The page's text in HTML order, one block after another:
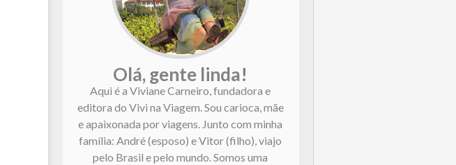
Olá, gente linda!
Aqui é a Viviane Carneiro, fundadora e
editora do Vivi na Viagem. Sou carioca, mãe
e apaixonada por viagens. Junto com minha
família: André (esposo) e Vitor (filho), viajo
pelo Brasil e pelo mundo. Somos uma